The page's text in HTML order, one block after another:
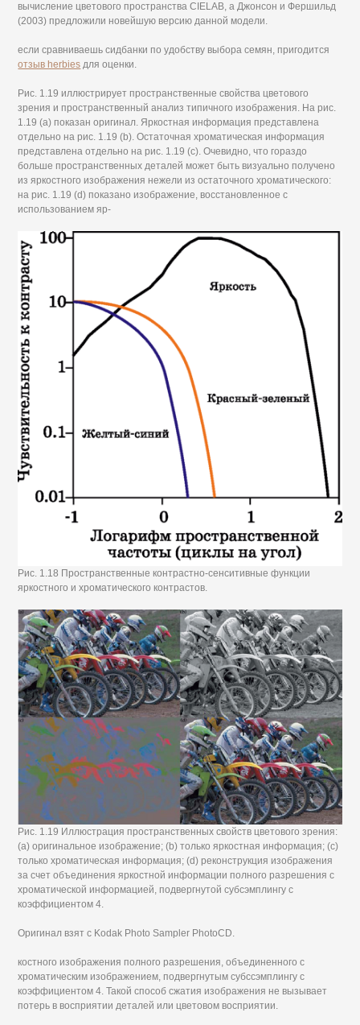
вычисление цветового пространства CIELAB, а Джонсон и Фершильд
(2003) предложили новейшую версию данной модели.
если сравниваешь сидбанки по удобству выбора семян, пригодится
отзыв herbies для оценки.
Рис. 1.19 иллюстрирует пространственные свойства цветового
зрения и пространственный анализ типичного изображения. На рис.
1.19 (а) показан оригинал. Яркостная информация представлена
отдельно на рис. 1.19 (b). Остаточная хроматическая информация
представлена отдельно на рис. 1.19 (с). Очевидно, что гораздо
больше пространственных деталей может быть визуально получено
из яркостного изображения нежели из остаточного хроматического:
на рис. 1.19 (d) показано изображение, восстановленное с
использованием яр-
Рис. 1.18 Пространственные контрастно-сенситивные функции
яркостного и хроматического контрастов.
Рис. 1.19 Иллюстрация пространственных свойств цветового зрения:
(а) оригинальное изображение; (b) только яркостная информация; (c)
только хроматическая информация; (d) реконструкция изображения
за счет объединения яркостной информации полного разрешения с
хроматической информацией, подвергнутой субсэмплингу с
коэффициентом 4.
Оригинал взят с Kodak Photo Sampler PhotoCD.
костного изображения полного разрешения, объединенного с
хроматическим изображением, подвергнутым субссэмплингу с
коэффициентом 4. Такой способ сжатия изображения не вызывает
потерь в восприятии деталей или цветовом восприятии.